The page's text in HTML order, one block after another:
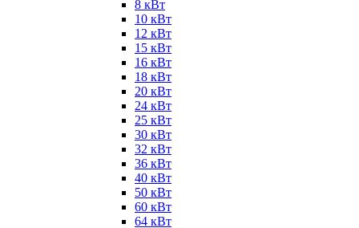
8 кВт
10 кВт
12 кВт
15 кВт
16 кВт
18 кВт
20 кВт
24 кВт
25 кВт
30 кВт
32 кВт
36 кВт
40 кВт
50 кВт
60 кВт
64 кВт